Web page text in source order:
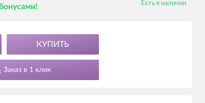
Есть в наличии
КУПИТЬ
Заказ в 1 клик